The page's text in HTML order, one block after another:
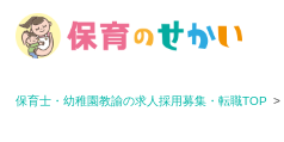
保育士・幼稚園教諭の求人採用募集・転職TOP